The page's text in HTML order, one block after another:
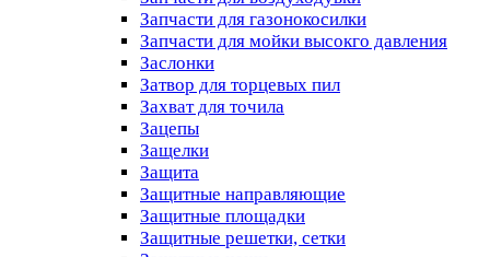
Запчасти для газонокосилки
Запчасти для мойки высокго давления
Заслонки
Затвор для торцевых пил
Захват для точила
Зацепы
Защелки
Защита
Защитные направляющие
Защитные площадки
Защитные решетки, сетки